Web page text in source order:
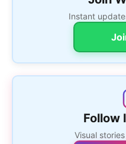
Instant
Follow
Visual